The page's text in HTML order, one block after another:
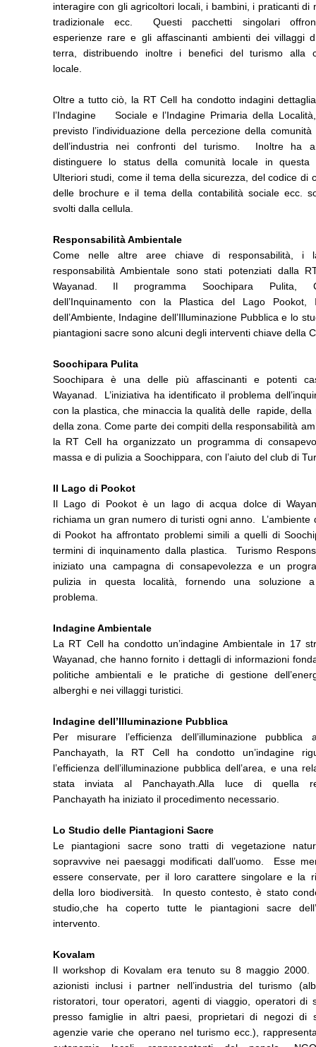
interagire con gli agricoltori locali, i bambini, i praticanti di
tradizionale ecc. Questi pacchetti singolari
esperienze rare e gli affascinanti ambienti dei villaggi
terra, distribuendo inoltre i benefici del turismo alla
locale.
Oltre a tutto ciò, la RT Cell ha condotto indagini
l’Indagine Sociale e l’Indagine Primaria della
previsto l’individuazione della percezione della
dell’industria nei confronti del turismo. Inoltre ha
distinguere lo status della comunità locale in questa
Ulteriori studi, come il tema della sicurezza, del codice di
delle brochure e il tema della contabilità sociale ecc.
svolti dalla cellula.
Responsabilità Ambientale
Come nelle altre aree chiave di responsabilità, i
responsabilità Ambientale sono stati potenziati dalla
Wayanad. Il programma Soochipara Pulita,
dell’Inquinamento con la Plastica del Lago Pookot,
dell’Ambiente, Indagine dell’Illuminazione Pubblica e lo
piantagioni sacre sono alcuni degli interventi chiave
Soochipara Pulita
Soochipara è una delle più affascinanti e potenti
Wayanad. L’iniziativa ha identificato il problema
con la plastica, che minaccia la qualità delle rapide, della
della zona. Come parte dei compiti della responsabilità
la RT Cell ha organizzato un programma di
massa e di pulizia a Soochippara, con l’aiuto del club di
Il Lago di Pookot
Il Lago di Pookot è un lago di acqua dolce di
richiama un gran numero di turisti ogni anno. L’ambiente
di Pookot ha affrontato problemi simili a quelli di
termini di inquinamento dalla plastica. Turismo
iniziato una campagna di consapevolezza e un
pulizia in questa località, fornendo una soluzione
problema.
Indagine Ambientale
La RT Cell ha condotto un’indagine Ambientale in 17
Wayanad, che hanno fornito i dettagli di informazioni
politiche ambientali e le pratiche di gestione
alberghi e nei villaggi turistici.
Indagine dell’Illuminazione Pubblica
Per misurare l’efficienza dell’illuminazione pubblica
Panchayath, la RT Cell ha condotto un’indagine
l’efficienza dell’illuminazione pubblica dell’area, e una
stata inviata al Panchayath.Alla luce di quella
Panchayath ha iniziato il procedimento
Lo Studio delle Piantagioni Sacre
Le piantagioni sacre sono tratti di vegetazione
sopravvive nei paesaggi modificati dall’uomo. Esse
essere conservate, per il loro carattere singolare e la
della loro biodiversità. In questo contesto, è stato
studio,che ha coperto tutte le piantagioni sacre
intervento.
Kovalam
Il workshop di Kovalam era tenuto su 8 maggio
azionisti inclusi i partner nell’industria del turismo
ristoratori, tour operatori, agenti di viaggio, operatori di
presso famiglie in altri paesi, proprietari di negozi di
agenzie varie che operano nel turismo ecc.),